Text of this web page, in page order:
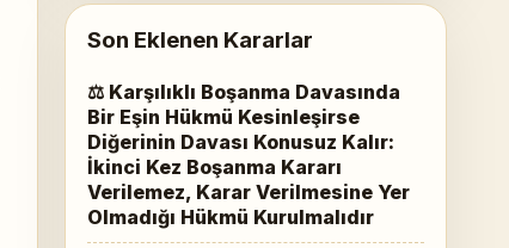
Son Eklenen Kararlar
⚖ Karşılıklı Boşanma Davasında
Bir Eşin Hükmü Kesinleşirse
Diğerinin Davası Konusuz Kalır:
İkinci Kez Boşanma Kararı
Verilemez, Karar Verilmesine Yer
Olmadığı Hükmü Kurulmalıdır